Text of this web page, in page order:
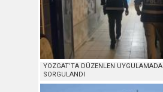
YOZGAT’TA DÜZENLEN
SORGULANDI